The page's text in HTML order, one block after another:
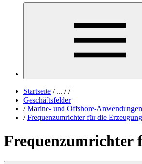
Startseite /... / /
Geschäftsfelder
/ Marine- und Offshore-Anwendungen
/ Frequenzumrichter für die
Frequenzumrichter